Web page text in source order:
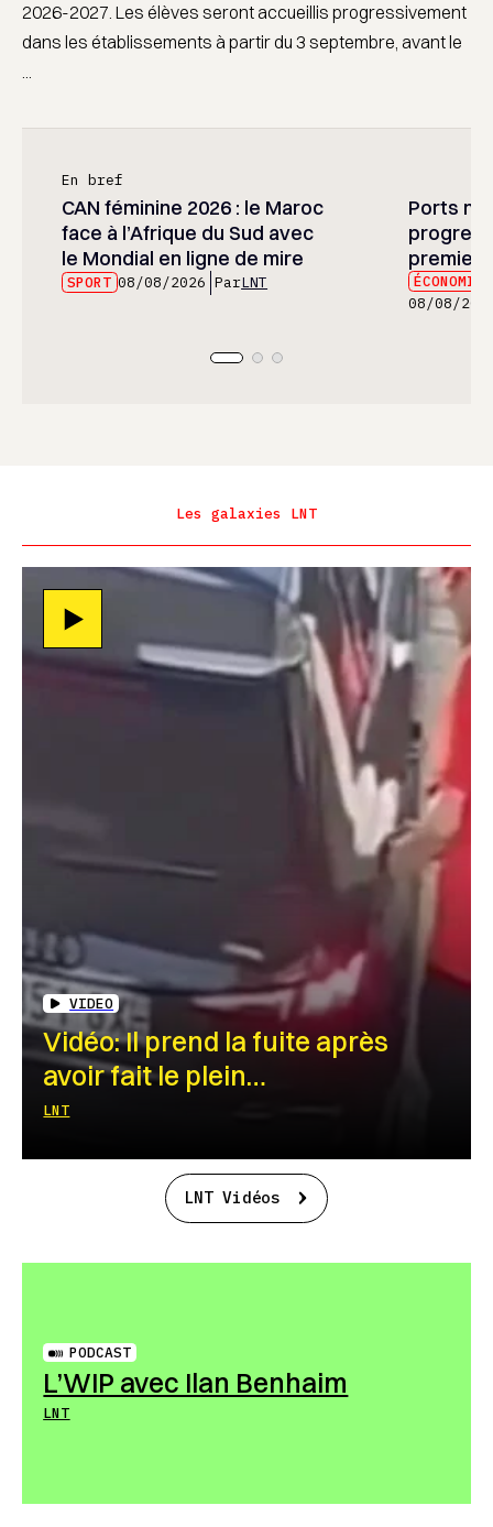
2026-2027. Les élèves seront accueillis progressivement
dans les établissements à partir du 3 septembre, avant le
...
En bref
CAN féminine 2026 : le Maroc
face à l’Afrique du Sud avec
le Mondial en ligne de mire
SPORT 08/08/2026 ParLNT
Ports
premier
08/08/
Les galaxies LNT
VIDEO
Vidéo: Il prend la fuite après
avoir fait le plein…
LNT
LNT Vidéos
PODCAST
L’WIP avec Ilan Benhaim
LNT